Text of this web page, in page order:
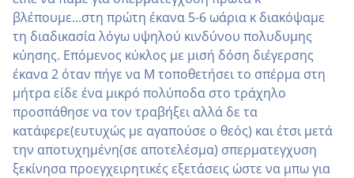
βλέπουμε...στη πρώτη έκανα 5-6 ωάρια κ διακόψαμε
τη διαδικασία λόγω υψηλού κινδύνου πολυδυμης
κύησης. Επόμενος κύκλος με μισή δόση διέγερσης
έκανα 2 όταν πήγε να Μ τοποθετήσει το σπέρμα στη
μήτρα είδε ένα μικρό πολύποδα στο τράχηλο
προσπάθησε να τον τραβήξει αλλά δε τα
κατάφερε(ευτυχώς με αγαπούσε ο θεός) και έτσι μετά
την αποτυχημένη(σε αποτελέσμα) σπερματεγχυση
ξεκίνησα προεγχειρητικές εξετάσεις ώστε να μπω για